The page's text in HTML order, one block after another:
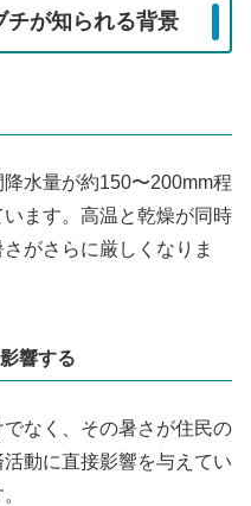
チが知られる背景
水量が約150〜200mm程
ます。高温と乾燥が同時
がさらに厳しくなりま
響する
なく、その暑さが住民の
動に直接影響を与えてい